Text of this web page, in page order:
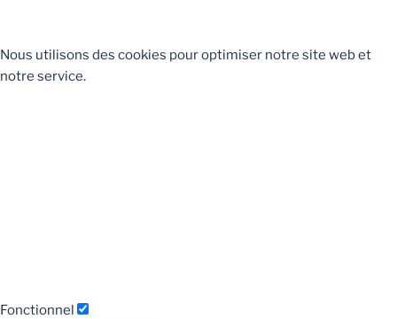
Nous utilisons des cookies pour optimiser notre site web et
notre service.
Fonctionnel